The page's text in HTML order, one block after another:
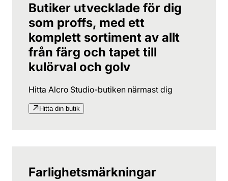
Butiker utvecklade för dig
som proffs, med ett
komplett sortiment av allt
från färg och tapet till
kulörval och golv
Hitta Alcro Studio-butiken närmast dig
Hitta din butik
Farlighetsmärkningar